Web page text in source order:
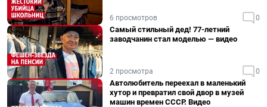
6 просмотров 0
Самый стильный дед! 77-летний
заводчанин стал моделью — видео
2 просмотра 0
Автолюбитель переехал в маленький
хутор и превратил свой двор в музей
машин времен СССР. Видео